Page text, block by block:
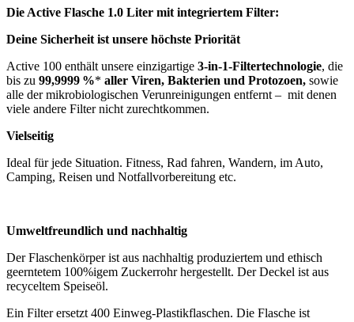
Die Active Flasche 1.0 Liter mit integriertem Filter:
Deine Sicherheit ist unsere höchste Priorität
Active 100 enthält unsere einzigartige 3-in-1-Filtertechnologie, die
bis zu 99,9999 %* aller Viren, Bakterien und Protozoen, sowie
alle der mikrobiologischen Verunreinigungen entfernt – mit denen
viele andere Filter nicht zurechtkommen.
Vielseitig
Ideal für jede Situation. Fitness, Rad fahren, Wandern, im Auto,
Camping, Reisen und Notfallvorbereitung etc.
Umweltfreundlich und nachhaltig
Der Flaschenkörper ist aus nachhaltig produziertem und ethisch
geerntetem 100%igem Zuckerrohr hergestellt. Der Deckel ist aus
recyceltem Speiseöl.
Ein Filter ersetzt 400 Einweg-Plastikflaschen. Die Flasche ist